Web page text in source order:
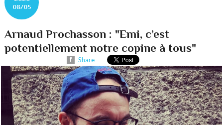
08/05
Arnaud Prochasson : "Emi, c’est
potentiellement notre copine à tous"
Share